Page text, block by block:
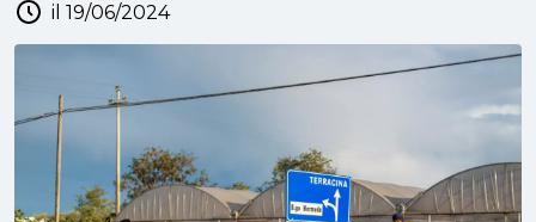
il 19/06/2024